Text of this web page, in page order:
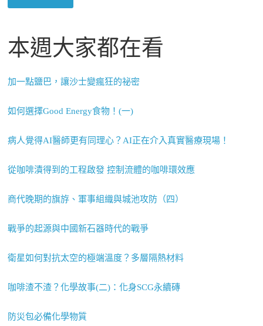
本週大家都在看
加一點鹽巴，讓沙士變瘋狂的祕密
如何選擇Good Energy食物！(一)
病人覺得AI醫師更有同理心？AI正在介入真實醫療現場！
從咖啡漬得到的工程啟發 控制流體的咖啡環效應
商代晚期的旗斿、軍事組織與城池攻防（四）
戰爭的起源與中國新石器時代的戰爭
衛星如何對抗太空的極端溫度？多層隔熱材料
咖啡渣不渣？化學故事(二)：化身SCG永續磚
防災包必備化學物質